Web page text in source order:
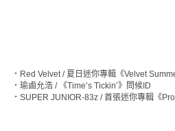
‧ Red Velvet / 夏日迷你專輯《Velvet
‧ 瑜鹵允浩 / 《Time’s Tickin’》問候ID
‧ SUPER JUNIOR-83z / 首張迷你專輯《